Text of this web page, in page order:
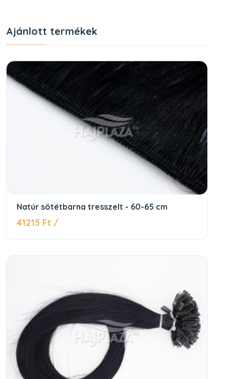
Ajánlott termékek
Natúr sötétbarna tresszelt - 60-65 cm
41215 Ft /